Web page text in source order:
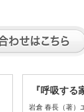
『呼吸す
岩倉 春長（著）